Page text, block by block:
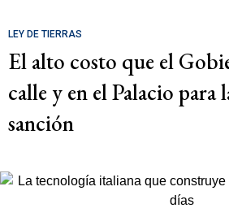
LEY DE TIERRAS
El alto costo que el
calle y en el Palacio para
sanción